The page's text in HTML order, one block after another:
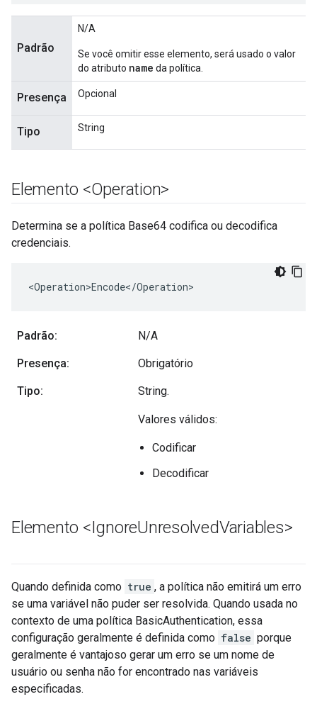
Padrão
N/A
Se você omitir esse elemento, será usado o valor
do atributo name da política.
Presença Opcional
Tipo String
Elemento <Operation>
Determina se a política Base64 codifica ou decodifica
credenciais.
<Operation>Encode</Operation>
Padrão: N/A
Presença: Obrigatório
Tipo: String.
Valores válidos:
Codificar
Decodificar
Elemento <IgnoreUnresolvedVariables>
Quando definida como true , a política não emitirá um erro
se uma variável não puder ser resolvida. Quando usada no
contexto de uma política BasicAuthentication, essa
configuração geralmente é definida como false porque
geralmente é vantajoso gerar um erro se um nome de
usuário ou senha não for encontrado nas variáveis
especificadas.